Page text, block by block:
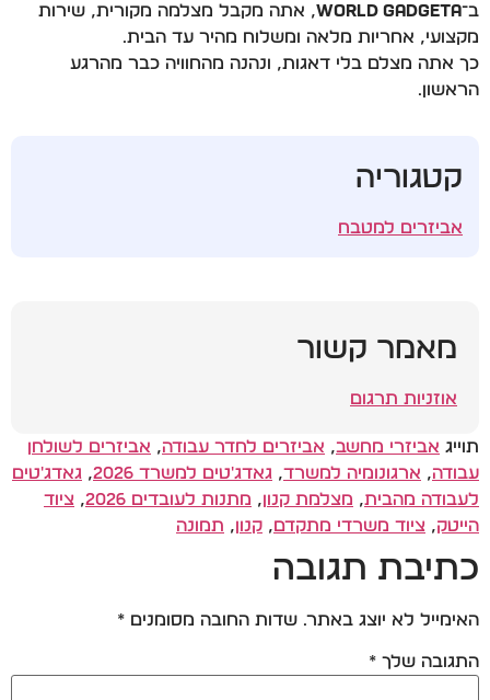
ב־World Gadgeta, אתה מקבל מצלמה מקורית, שירות
מקצועי, אחריות מלאה ומשלוח מהיר עד הבית.
כך אתה מצלם בלי דאגות, ונהנה מהחוויה כבר מהרגע
הראשון.
קטגוריה
אביזרים למטבח
מאמר קשור
אוזניות תרגום
תוייג אביזרי מחשב, אביזרים לחדר עבודה, אביזרים לשולחן
עבודה, ארגונומיה למשרד, גאדג'טים למשרד 2026 , גאדג'טים
לעבודה מהבית, מצלמת קנון, מתנות לעובדים 2026 , ציוד
הייטק, ציוד משרדי מתקדם, קנון, תמונה
כתיבת תגובה
האימייל לא יוצג באתר. שדות החובה מסומנים *
התגובה שלך *